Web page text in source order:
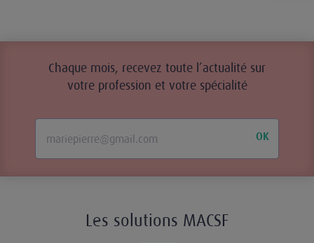
Chaque mois, recevez toute l’actualité sur
votre profession et votre spécialité
OK
Les solutions MACSF